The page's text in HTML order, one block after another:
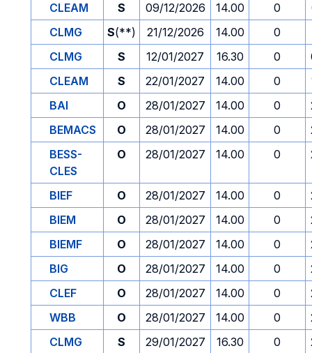
CLEAM
S 09/12/2026 14.00 0
CLMG
S(**) 21/12/2026 14.00 0
CLMG
S 12/01/2027 16.30 0
CLEAM
S 22/01/2027 14.00 0
BAI
O 28/01/2027 14.00 0
BEMACS
O 28/01/2027 14.00 0
BESS-
CLES
O 28/01/2027 14.00 0
BIEF O 28/01/2027 14.00 0
BIEM
O 28/01/2027 14.00 0
BIEMF
O 28/01/2027 14.00 0
BIG
O 28/01/2027 14.00 0
CLEF
O 28/01/2027 14.00 0
WBB
O 28/01/2027 14.00 0
CLMG
S 29/01/2027 16.30 0